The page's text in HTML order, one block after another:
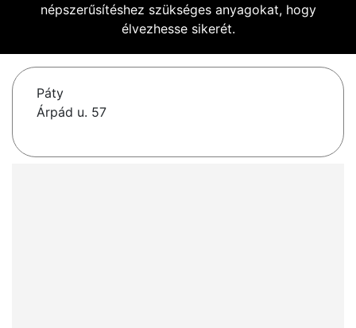
népszerűsítéshez szükséges anyagokat, hogy
élvezhesse sikerét.
Páty
Árpád u. 57